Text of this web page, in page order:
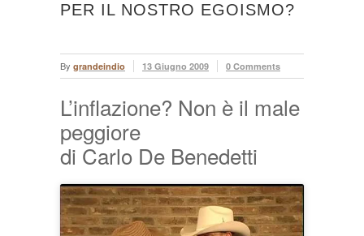
PER IL NOSTRO EGOISMO?
By grandeindio 13 Giugno 2009 0 Comments
L’inflazione? Non è il male
peggiore
di Carlo De Benedetti